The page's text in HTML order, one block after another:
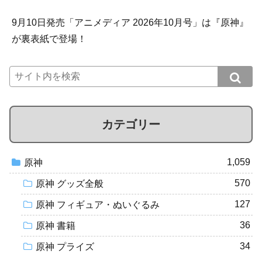
9月10日発売「アニメディア 2026年10月号」は『原神』
が裏表紙で登場！
カテゴリー
原神 1,059
原神 グッズ全般 570
原神 フィギュア・ぬいぐるみ 127
原神 書籍 36
原神 プライズ 34